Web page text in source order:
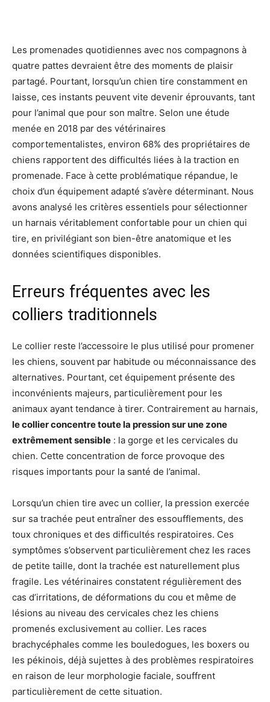
Les promenades quotidiennes avec nos compagnons à
quatre pattes devraient être des moments de plaisir
partagé. Pourtant, lorsqu’un chien tire constamment en
laisse, ces instants peuvent vite devenir éprouvants, tant
pour l’animal que pour son maître. Selon une étude
menée en 2018 par des vétérinaires
comportementalistes, environ 68% des propriétaires de
chiens rapportent des difficultés liées à la traction en
promenade. Face à cette problématique répandue, le
choix d’un équipement adapté s’avère déterminant. Nous
avons analysé les critères essentiels pour sélectionner
un harnais véritablement confortable pour un chien qui
tire, en privilégiant son bien-être anatomique et les
données scientifiques disponibles.
Erreurs fréquentes avec les
colliers traditionnels
Le collier reste l’accessoire le plus utilisé pour promener
les chiens, souvent par habitude ou méconnaissance des
alternatives. Pourtant, cet équipement présente des
inconvénients majeurs, particulièrement pour les
animaux ayant tendance à tirer. Contrairement au harnais,
le collier concentre toute la pression sur une zone
extrêmement sensible : la gorge et les cervicales du
chien. Cette concentration de force provoque des
risques importants pour la santé de l’animal.
Lorsqu’un chien tire avec un collier, la pression exercée
sur sa trachée peut entraîner des essoufflements, des
toux chroniques et des difficultés respiratoires. Ces
symptômes s’observent particulièrement chez les races
de petite taille, dont la trachée est naturellement plus
fragile. Les vétérinaires constatent régulièrement des
cas d’irritations, de déformations du cou et même de
lésions au niveau des cervicales chez les chiens
promenés exclusivement au collier. Les races
brachycéphales comme les bouledogues, les boxers ou
les pékinois, déjà sujettes à des problèmes respiratoires
en raison de leur morphologie faciale, souffrent
particulièrement de cette situation.